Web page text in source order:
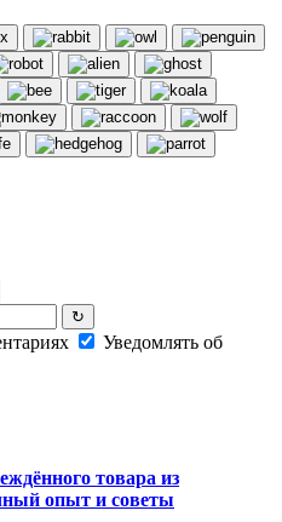
↻
Уведомлять об
товара из
опыт и советы